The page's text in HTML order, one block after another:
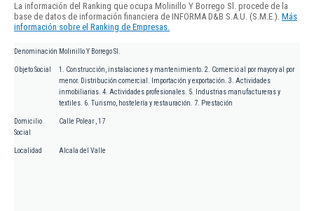
La información del Ranking que ocupa Molinillo Y Borrego Sl. procede de la
base de datos de información financiera de INFORMA D&B S.A.U. (S.M.E.). Más
información sobre el Ranking de Empresas.
Denominación Molinillo Y Borrego Sl.
Objeto Social
1. Construcción, instalaciones y mantenimiento. 2. Comercio al por mayory al por
menor. Distribución comercial. Importación y exportación. 3. Actividades
inmobiliarias. 4. Actividades profesionales. 5. Industrias manufactureras y
textiles. 6. Turismo, hostelería y restauración. 7. Prestación
Domicilio
Social
Calle Polear , 17
Localidad Alcala del Valle